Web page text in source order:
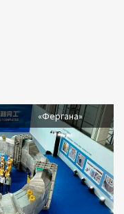
«Фергана»